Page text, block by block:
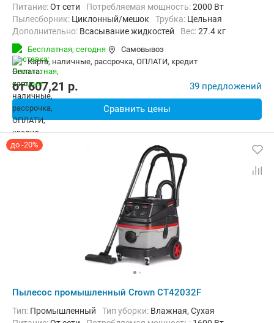
питание:От сети Потребляемая мощность:2000 Вт
пылесборник: Циклонный/мешок трубка: Цельная
Дополнительно: Всасывание жидкостей Вес:27.4 кг
Бесплатная, сегодня
Самовывоз
карта, наличные, рассрочка, ОПЛАТИ, кредит
от607,21 p. 39 предложений
Сравнить цены
до -20%
Пылесос промышленный Crown CT42032F
Тип: Промышленный Тип уборки: Влажная, Сухая